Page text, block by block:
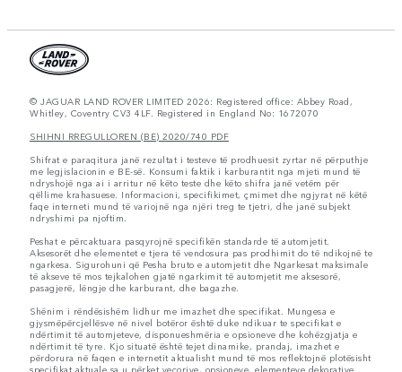
© JAGUAR LAND ROVER LIMITED 2026: Registered office: Abbey Road,
Whitley, Coventry CV3 4LF. Registered in England No: 1672070
SHIHNI RREGULLOREN (BE) 2020/740 PDF
Shifrat e paraqitura janë rezultat i testeve të prodhuesit zyrtar në përputhje
me legjislacionin e BE-së. Konsumi faktik i karburantit nga mjeti mund të
ndryshojë nga ai i arritur në këto teste dhe këto shifra janë vetëm për
qëllime krahasuese. Informacioni, specifikimet, çmimet dhe ngjyrat në këtë
faqe interneti mund të variojnë nga njëri treg te tjetri, dhe janë subjekt
ndryshimi pa njoftim.
Peshat e përcaktuara pasqyrojnë specifikën standarde të automjetit.
Aksesorët dhe elementet e tjera të vendosura pas prodhimit do të ndikojnë te
ngarkesa. Sigurohuni që Pesha bruto e automjetit dhe Ngarkesat maksimale
të akseve të mos tejkalohen gjatë ngarkimit të automjetit me aksesorë,
pasagjerë, lëngje dhe karburant, dhe bagazhe.
Shënim i rëndësishëm lidhur me imazhet dhe specifikat. Mungesa e
gjysmëpërcjellësve në nivel botëror është duke ndikuar te specifikat e
ndërtimit të automjeteve, disponueshmëria e opsioneve dhe kohëzgjatja e
ndërtimit të tyre. Kjo situatë është tejet dinamike, prandaj, imazhet e
përdorura në faqen e internetit aktualisht mund të mos reflektojnë plotësisht